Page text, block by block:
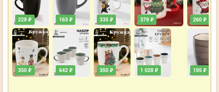
228 ₽
350 ₽
163 ₽
642 ₽
335 ₽
350 ₽
379 ₽
1 028 ₽
260 ₽
195 ₽